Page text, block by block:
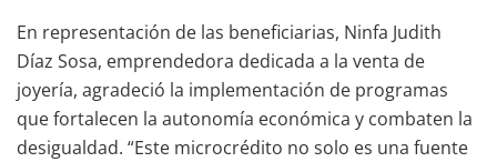
En representación de las beneficiarias, Ninfa Judith
Díaz Sosa, emprendedora dedicada a la venta de
joyería, agradeció la implementación de programas
que fortalecen la autonomía económica y combaten la
desigualdad. “Este microcrédito no solo es una fuente